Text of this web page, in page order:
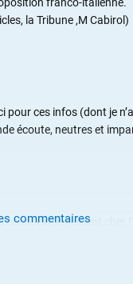
la Tribune ,M Cabirol)
ces infos (dont je
écoute, neutres et
coûte extrêmement cher
qui paye comme dirait
les meilleurs amis de
commentaires